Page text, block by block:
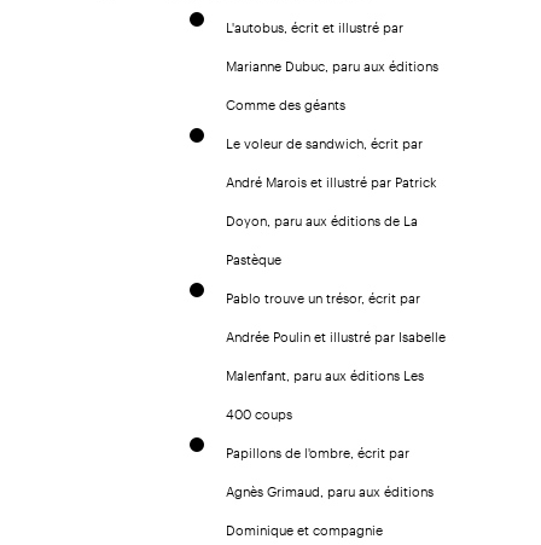
L'autobus, écrit et illustré par
Marianne Dubuc, paru aux éditions
Comme des géants
Le voleur de sandwich, écrit par
André Marois et illustré par Patrick
Doyon, paru aux éditions de La
Pastèque
Pablo trouve un trésor, écrit par
Andrée Poulin et illustré par Isabelle
Malenfant, paru aux éditions Les
400 coups
Papillons de l'ombre, écrit par
Agnès Grimaud, paru aux éditions
Dominique et compagnie